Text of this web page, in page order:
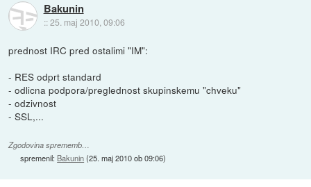
Bakunin
::25. maj 2010, 09:06
prednost IRC pred ostalimi "IM":
- RES odprt standard
- odlicna podpora/preglednost skupinskemu "chveku"
- odzivnost
- SSL,...
Zgodovina sprememb…
spremenil: Bakunin(25. maj 2010 ob 09:06)